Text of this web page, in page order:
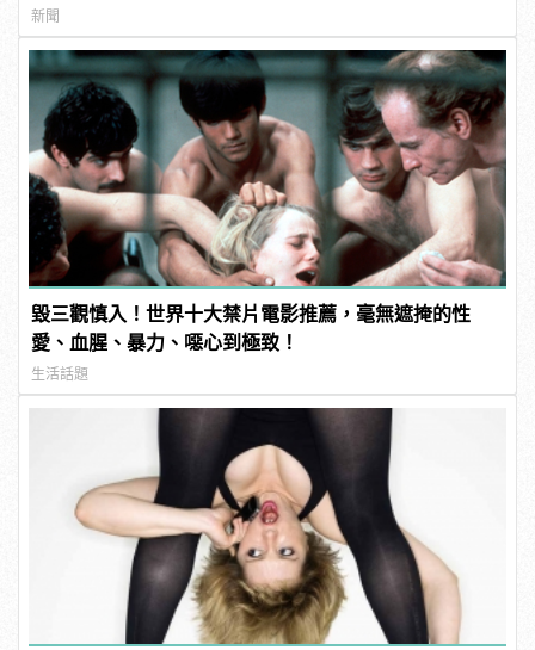
新聞
毀三觀慎入！世界十大禁片電影推薦，毫無遮掩的性
愛、血腥、暴力、噁心到極致！
生活話題